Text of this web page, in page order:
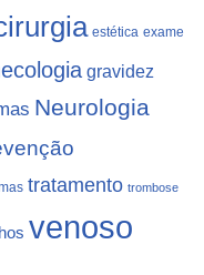
estética exame
gravidez
Neurologia
tratamento trombose
venoso